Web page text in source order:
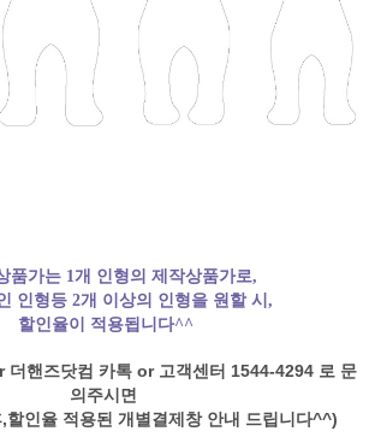
품가는 1개 인형의 제작상품가로,
인형등 2개 이상의 인형을 원할 시,
할인율이 적용됩니다^^
더핸즈닷컴 카톡 or 고객센터 1544-4294 로 문
의주시면
할인율 적용된 개별결제창 안내 드립니다^^)